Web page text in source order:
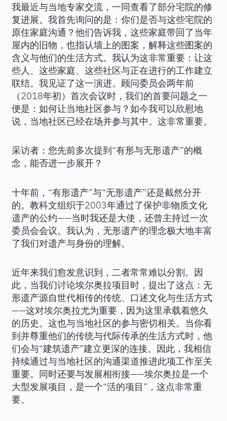
我最近与当地专家交流，一同查看了部分宅院的修
复进展。我首先询问的是：你们是否与这些宅院的
原住家庭沟通？他们告诉我，这些家庭带回了当年
屋内的旧物，也指认墙上的图案，解释这些图案的
含义与他们的生活方式。我认为这非常重要：让这
些人、这些家庭、这些社区与正在进行的工作建立
联结。我见证了这一演进。顾问委员会两年前
（2018年初）首次会议时，我们的首要问题之一
便是：如何让当地社区参与？如今我可以欣慰地
说，当地社区已经在场并参与其中。这非常重要。
采访者：您先前多次提到“有形与无形遗产”的概
念，能否进一步展开？
十年前，“有形遗产”与“无形遗产”还是截然分开
的。教科文组织于2003年通过了保护非物质文化
遗产的公约——当时我还是大使，还曾主持过一次
委员会会议。我认为，无形遗产的理念极大地丰富
了我们对遗产与身份的理解。
近年来我们愈发意识到，二者常常难以分割。因
此，当我们讨论埃尔奥拉项目时，提出了这点：无
形遗产源自世代相传的传统、口述文化与生活方式
——这对埃尔奥拉尤为重要，因为这里承载着悠久
的历史。这也与当地社区的参与密切相关。当你看
到并尊重他们的传统与代际传承的生活方式时，他
们会与“建筑遗产”建立更深的连接。因此，我相信
持续通过与当地社区的沟通渠道推进此项工作至关
重要。同时还要与发展相衔接——埃尔奥拉是一个
大型发展项目，是一个“活的项目”，这点非常重
要。